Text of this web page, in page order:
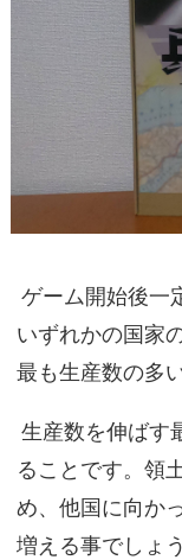
ゲーム開始後一
いずれかの国家
最も生産数の多
生産数を伸ばす
ることです。領
め、他国に向か
増える事でしょ